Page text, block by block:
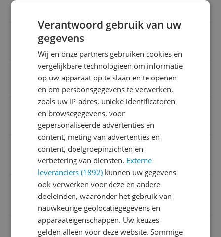
Materiaal
Synthetisch
Product gewicht
Taal handleiding
Nederlands
Verpakking hoogte
38,1 cm
Product lengte
Verpakking breedte
Verantwoord gebruik van uw
gegevens
Wij en onze partners gebruiken cookies en
vergelijkbare technologieën om informatie
op uw apparaat op te slaan en te openen
en om persoonsgegevens te verwerken,
zoals uw IP-adres, unieke identificatoren
en browsegegevens, voor
gepersonaliseerde advertenties en
content, meting van advertenties en
content, doelgroepinzichten en
verbetering van diensten. Externe
leveranciers (1892) kunnen uw gegevens
ook verwerken voor deze en andere
doeleinden, waaronder het gebruik van
nauwkeurige geolocatiegegevens en
apparaateigenschappen. Uw keuzes
gelden alleen voor deze website. Sommige